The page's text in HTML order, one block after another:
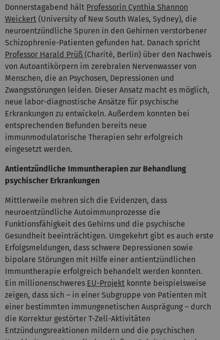
Donnerstagabend hält Professorin Cynthia Shannon
Weickert (University of New South Wales, Sydney), die
neuroentzündliche Spuren in den Gehirnen verstorbener
Schizophrenie-Patienten gefunden hat. Danach spricht
Professor Harald Prüß (Charité, Berlin) über den Nachweis
von Autoantikörpern im zerebralen Nervenwasser von
Menschen, die an Psychosen, Depressionen und
Zwangsstörungen leiden. Dieser Ansatz macht es möglich,
neue labor-diagnostische Ansätze für psychische
Erkrankungen zu entwickeln. Außerdem konnten bei
entsprechenden Befunden bereits neue
immunmodulatorische Therapien sehr erfolgreich
eingesetzt werden.
Antientzündliche Immuntherapien zur Behandlung
psychischer Erkrankungen
Mittlerweile mehren sich die Evidenzen, dass
neuroentzündliche Autoimmunprozesse die
Funktionsfähigkeit des Gehirns und die psychische
Gesundheit beeinträchtigen. Umgekehrt gibt es auch erste
Erfolgsmeldungen, dass schwere Depressionen sowie
bipolare Störungen mit Hilfe einer antientzündlichen
Immuntherapie erfolgreich behandelt werden konnten.
Ein millionenschweres EU-Projekt konnte beispielsweise
zeigen, dass sich – in einer Subgruppe von Patienten mit
einer bestimmten immungenetischen Ausprägung – durch
die Korrektur gestörter T-Zell-Aktivitäten
Entzündungsreaktionen mildern und die psychischen